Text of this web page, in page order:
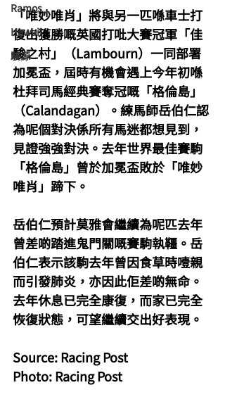
Ramos
Hawaii
駿源
「唯妙唯肖」將與另一匹喺車士打
復出獲勝嘅英國打吡大賽冠軍「佳
駿之村」（Lambourn）一同部署
加冕盃，屆時有機會遇上今年初喺
杜拜司馬經典賽奪冠嘅「格倫島」
（Calandagan）。練馬師岳伯仁認
為呢個對決係所有馬迷都想見到，
見證強強對決。去年世界最佳賽駒
「格倫島」曾於加冕盃敗於「唯妙
唯肖」蹄下。
岳伯仁預計莫雅會繼續為呢匹去年
曾差啲踏進鬼門關嘅賽駒執韁。岳
伯仁表示該駒去年曾因食草時噎親
而引發肺炎，亦因此佢差啲無命。
去年休息已完全康復，而家已完全
恢復狀態，可望繼續交出好表現。
Source: Racing Post
Photo: Racing Post